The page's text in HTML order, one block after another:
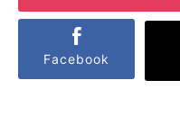
Facebook